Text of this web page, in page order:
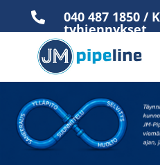
 040 487 1850 /
tyhjennykset
 050 476 2373 /